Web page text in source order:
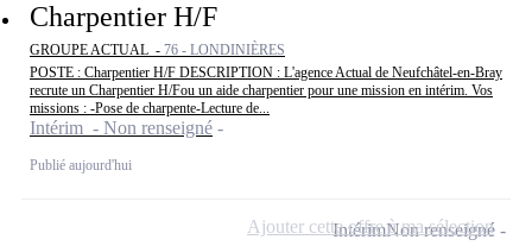
Charpentier H/F
GROUPE ACTUAL - 76 - LONDINIÈRES
POSTE : Charpentier H/F DESCRIPTION : L'agence Actual de Neufchâtel-en-Bray
recrute un Charpentier H/Fou un aide charpentier pour une mission en intérim. Vos
missions : -Pose de charpente-Lecture de...
Intérim - Non renseigné
Publié aujourd'hui
IntérimNon renseigné
Ajouter cette offre à ma sélection